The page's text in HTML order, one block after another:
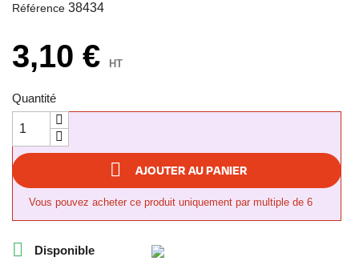
Référence 38434
3,10 € HT
Quantité
 AJOUTER AU PANIER
Vous pouvez acheter ce produit uniquement par multiple de 6
 Disponible